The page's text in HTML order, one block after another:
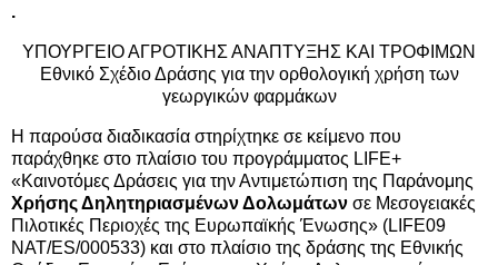
.
ΥΠΟΥΡΓΕΙΟ ΑΓΡΟΤΙΚΗΣ ΑΝΑΠΤΥΞΗΣ ΚΑΙ ΤΡΟΦΙΜΩΝ
Εθνικό Σχέδιο Δράσης για την ορθολογική χρήση των
γεωργικών φαρμάκων
Η παρούσα διαδικασία στηρίχτηκε σε κείμενο που
παράχθηκε στο πλαίσιο του προγράμματος LIFE+
«Καινοτόμες Δράσεις για την Αντιμετώπιση της Παράνομης
Χρήσης Δηλητηριασμένων Δολωμάτων σε Μεσογειακές
Πιλοτικές Περιοχές της Ευρωπαϊκής Ένωσης» (LIFE09
NAT/ES/000533) και στο πλαίσιο της δράσης της Εθνικής